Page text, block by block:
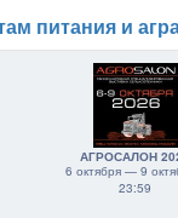
питания и
АГРОСАЛОН
6 октября — 9
23:59